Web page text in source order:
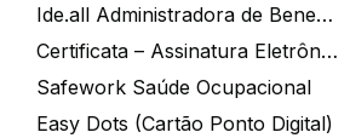
Ide.all Administradora de Benefícios
Certificata – Assinatura Eletrônica De Documentos
Safework Saúde Ocupacional
Easy Dots (Cartão Ponto Digital)